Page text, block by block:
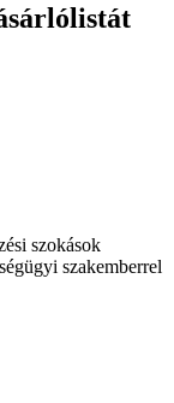
szokások
szakemberrel